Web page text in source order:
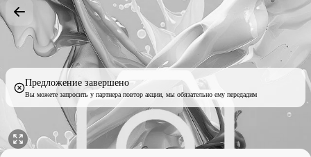
Предложение завершено
Вы можете запросить у партнера повтор акции, мы обязательно ему передадим